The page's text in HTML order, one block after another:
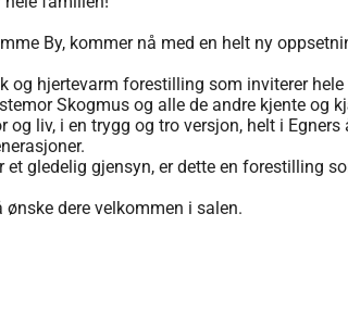
By, kommer nå med en helt ny
og hjertevarm forestilling som inviterer
Skogmus og alle de andre kjente
liv, i en trygg og tro versjon, helt i
et gledelig gjensyn, er dette en forestilling
dere velkommen i salen.